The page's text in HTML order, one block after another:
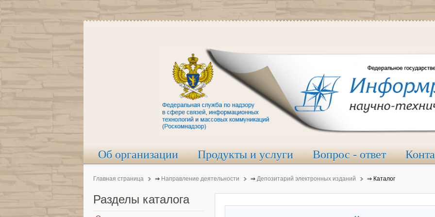
Об организации Продукты и услуги Вопрос - ответ
Главная страница ⇒ Направление деятельности ⇒ Депозитарий электронных изданий ⇒ Каталог
Разделы каталога